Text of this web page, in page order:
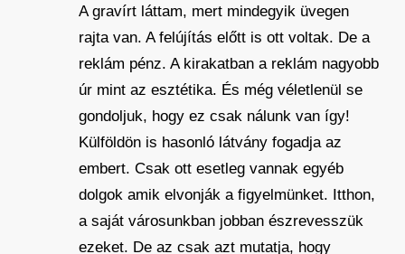
A gravírt láttam, mert mindegyik üvegen
rajta van. A felújítás előtt is ott voltak. De a
reklám pénz. A kirakatban a reklám nagyobb
úr mint az esztétika. És még véletlenül se
gondoljuk, hogy ez csak nálunk van így!
Külföldön is hasonló látvány fogadja az
embert. Csak ott esetleg vannak egyéb
dolgok amik elvonják a figyelmünket. Itthon,
a saját városunkban jobban észrevesszük
ezeket. De az csak azt mutatja, hogy